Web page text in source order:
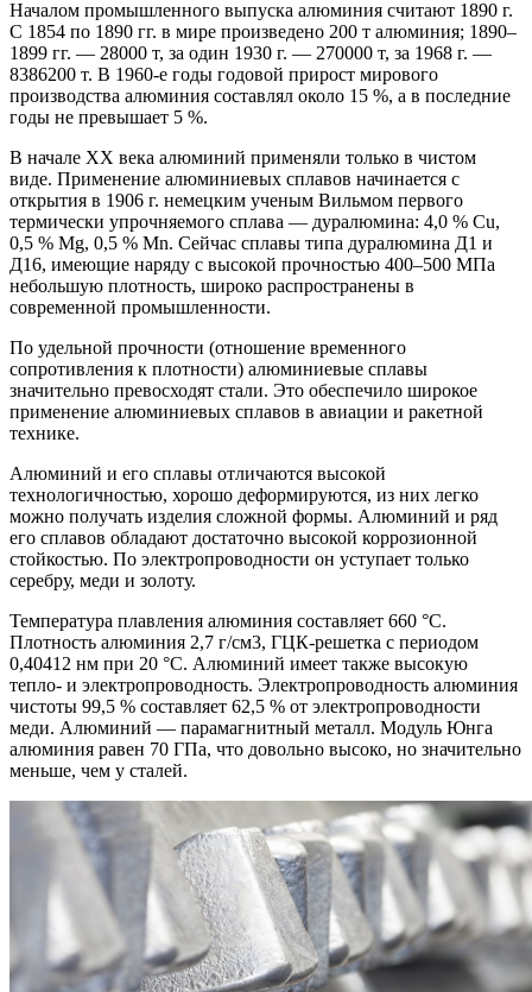
Началом промышленного выпуска алюминия считают 1890 г.
С 1854 по 1890 гг. в мире произведено 200 т алюминия; 1890–
1899 гг. — 28000 т, за один 1930 г. — 270000 т, за 1968 г. —
8386200 т. В 1960-е годы годовой прирост мирового
производства алюминия составлял около 15 %, а в последние
годы не превышает 5 %.
В начале ХХ века алюминий применяли только в чистом
виде. Применение алюминиевых сплавов начинается с
открытия в 1906 г. немецким ученым Вильмом первого
термически упрочняемого сплава — дуралюмина: 4,0 % Cu,
0,5 % Mg, 0,5 % Mn. Сейчас сплавы типа дуралюмина Д1 и
Д16, имеющие наряду с высокой прочностью 400–500 МПа
небольшую плотность, широко распространены в
современной промышленности.
По удельной прочности (отношение временного
сопротивления к плотности) алюминиевые сплавы
значительно превосходят стали. Это обеспечило широкое
применение алюминиевых сплавов в авиации и ракетной
технике.
Алюминий и его сплавы отличаются высокой
технологичностью, хорошо деформируются, из них легко
можно получать изделия сложной формы. Алюминий и ряд
его сплавов обладают достаточно высокой коррозионной
стойкостью. По электропроводности он уступает только
серебру, меди и золоту.
Температура плавления алюминия составляет 660 °С.
Плотность алюминия 2,7 г/см3, ГЦК-решетка с периодом
0,40412 нм при 20 °С. Алюминий имеет также высокую
тепло- и электропроводность. Электропроводность алюминия
чистоты 99,5 % составляет 62,5 % от электропроводности
меди. Алюминий — парамагнитный металл. Модуль Юнга
алюминия равен 70 ГПа, что довольно высоко, но значительно
меньше, чем у сталей.